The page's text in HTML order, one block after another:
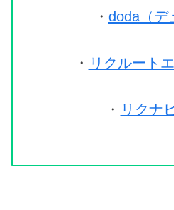
・ doda（デ
・ リクルート
・ リクナ